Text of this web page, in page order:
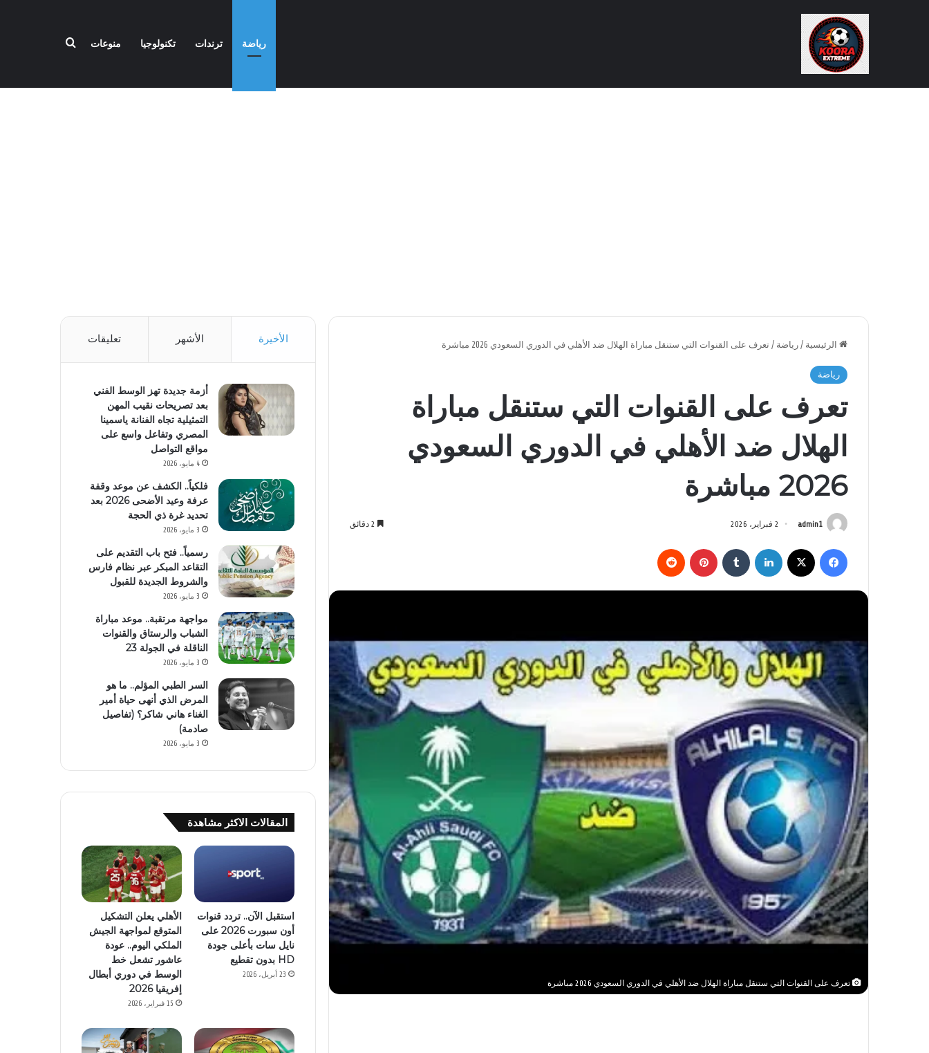
رياضة ترندات تكنولوجيا منوعات بحث عن
الرئيسية / رياضة / تعرف على القنوات التي ستنقل مباراة الهلال ضد الأهلي في الدوري السعودي 2026 مباشرة
رياضة
تعرف على القنوات التي ستنقل مباراة
الهلال ضد الأهلي في الدوري السعودي
2026 مباشرة
admin1 2 فبراير، 2026
فيسبوك لينكدإن بينتيريست
تعرف على القنوات التي ستنقل مباراة الهلال ضد الأهلي في الدوري السعودي 2026 مباشرة
الأخيرة الأشهر تعليقات
أزمة جديدة تهز الوسط الفني
بعد تصريحات نقيب المهن
التمثيلية تجاه الفنانة ياسمينا
المصري وتفاعل واسع على
مواقع التواصل
4 مايو، 2026
فلكياً.. الكشف عن موعد وقفة
عرفة وعيد الأضحى 2026 بعد
تحديد غرة ذي الحجة
3 مايو، 2026
رسمياً.. فتح باب التقديم على
التقاعد المبكر عبر نظام فارس
والشروط الجديدة للقبول
3 مايو، 2026
مواجهة مرتقبة.. موعد مباراة
الشباب والرستاق والقنوات
الناقلة في الجولة 23
3 مايو، 2026
السر الطبي المؤلم.. ما هو
المرض الذي أنهى حياة أمير
الغناء هاني شاكر؟ (تفاصيل
صادمة)
3 مايو، 2026
المقالات الاكثر مشاهدة
استقبل الآن.. تردد قنوات
أون سبورت 2026 على
نايل سات بأعلى جودة
HD بدون تقطيع
23 أبريل، 2026
الأهلي يعلن التشكيل
المتوقع لمواجهة الجيش
الملكي اليوم.. عودة
عاشور تشعل خط
الوسط في دوري أبطال
إفريقيا 2026
15 فبراير، 2026